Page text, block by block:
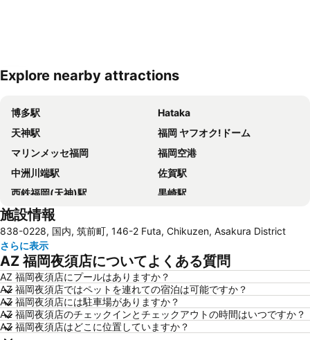
Explore nearby attractions
博多駅
Hataka
天神駅
福岡 ヤフオク!ドーム
マリンメッセ福岡
福岡空港
中洲川端駅
佐賀駅
西鉄福岡(天神)駅
黒崎駅
キャナルシティ博多
久留米駅
マリンワールド海の中道
西鉄久留米駅
福岡国際会議場
福岡国際センター
唐人町駅
西新駅
薬院駅
大宰府天満宮
姪浜駅
大濠公園駅
南福岡駅
施設情報
838-0228, 国内, 筑前町, 146-2 Futa, Chikuzen, Asakura District
さらに表示
AZ 福岡夜須店についてよくある質問
AZ 福岡夜須店にプールはありますか？
AZ 福岡夜須店ではペットを連れての宿泊は可能ですか？
AZ 福岡夜須店には駐車場がありますか？
AZ 福岡夜須店のチェックインとチェックアウトの時間はいつですか？
AZ 福岡夜須店はどこに位置していますか？